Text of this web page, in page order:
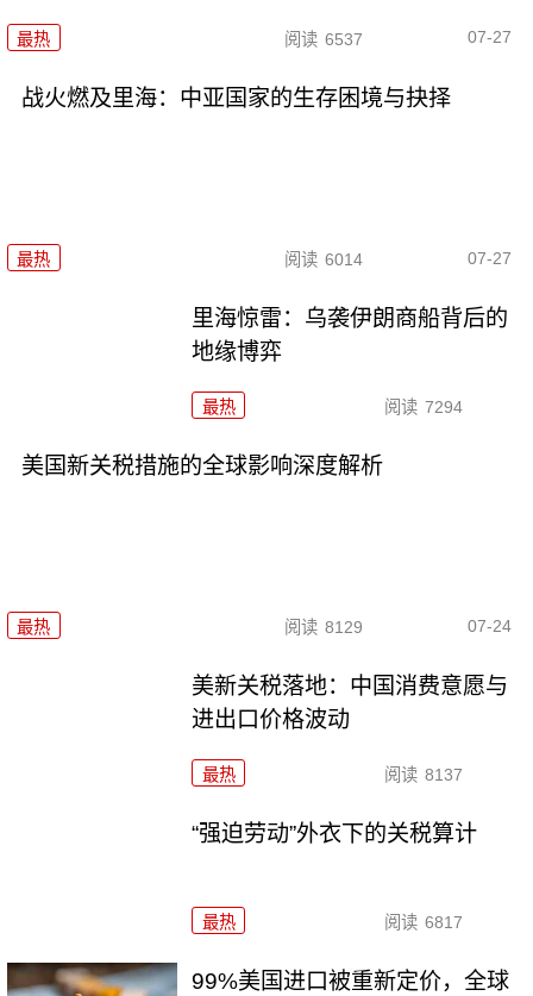
最热 阅读 6537 07-27
战火燃及里海：中亚国家的生存困境与抉择
最热 阅读 6014 07-27
里海惊雷：乌袭伊朗商船背后的
地缘博弈
最热 阅读 7294
美国新关税措施的全球影响深度解析
最热 阅读 8129 07-24
美新关税落地：中国消费意愿与
进出口价格波动
最热 阅读 8137
“强迫劳动”外衣下的关税算计
最热 阅读 6817
99%美国进口被重新定价，全球